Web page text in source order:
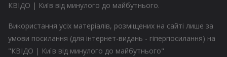
КВІДО | Київ від минулого до майбутнього.
Використання усіх матеріалів, розміщених на сайті лише за
умови посилання (для інтернет-видань - гіперпосилання) на
"КВІДО | Київ від минулого до майбутнього"